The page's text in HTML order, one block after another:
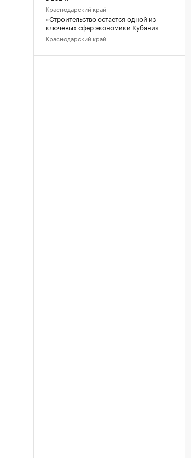
Краснодарский край
«Строительство остается одной из
ключевых сфер экономики Кубани»
Краснодарский край